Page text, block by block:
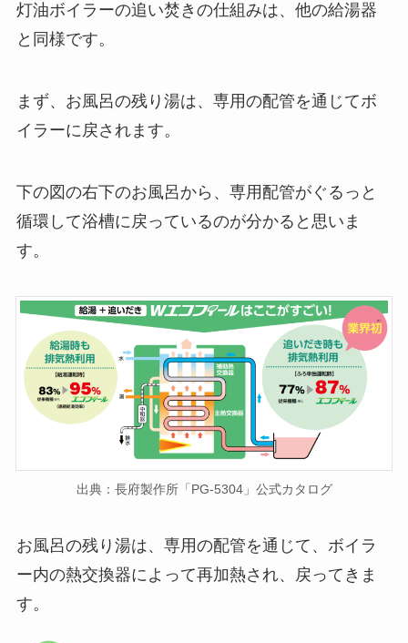
灯油ボイラーの追い焚きの仕組みは、他の給湯器
と同様です。
まず、お風呂の残り湯は、専用の配管を通じてボ
イラーに戻されます。
下の図の右下のお風呂から、専用配管がぐるっと
循環して浴槽に戻っているのが分かると思いま
す。
出典：長府製作所「PG-5304」公式カタログ
お風呂の残り湯は、専用の配管を通じて、ボイラ
ー内の熱交換器によって再加熱され、戻ってきま
す。